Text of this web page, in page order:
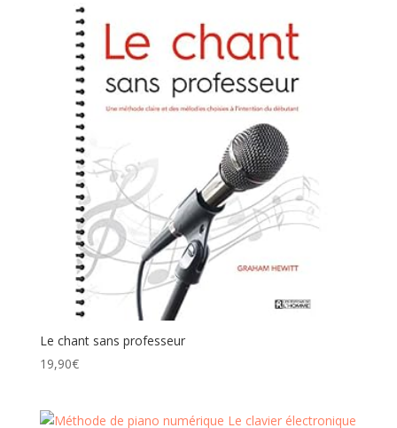
Le chant sans professeur
19,90€